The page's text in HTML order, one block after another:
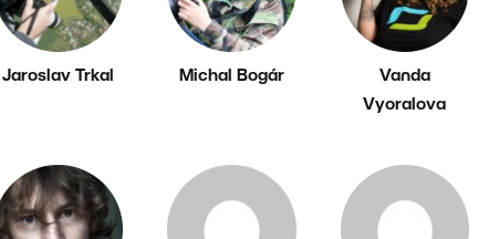
Jaroslav Trkal Michal Bogár
Vanda
Vyoralova